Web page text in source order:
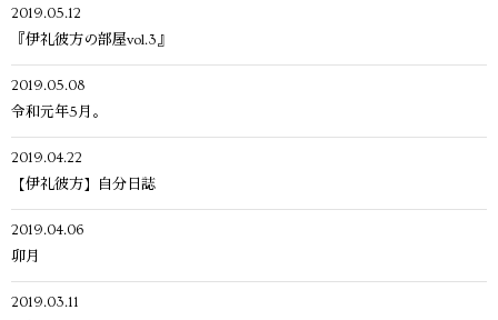
2019.05.12
『伊礼彼方の部屋vol.3』
2019.05.08
令和元年5月。
2019.04.22
【伊礼彼方】自分日誌
2019.04.06
卯月
2019.03.11